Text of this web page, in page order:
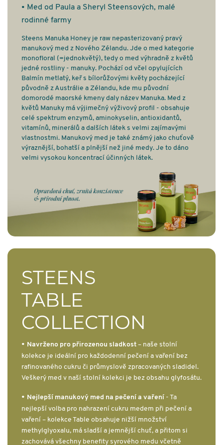
• Med od Paula a Sheryl Steensových, malé
rodinné farmy
Steens Manuka Honey je raw nepasterizovaný pravý
manukový med z Nového Zélandu. Jde o med kategorie
monofloral (=jednokvětý), tedy o med výhradně z květů
jedné rostliny - manuky. Pochází od včel opylujících
Balmín metlatý, keř s bílorůžovými květy pocházející
původně z Austrálie a Zélandu, kde mu původní
domorodé maorské kmeny daly název Manuka. Med z
květů Manuky má výjimečný výživový profil - obsahuje
celé spektrum enzymů, aminokyselin, antioxidantů,
vitamínů, minerálů a dalších látek s velmi zajímavými
vlastnostmi. Manukový med je také známý jako chuťově
výraznější, bohatší a plnější než jiné medy. Je to dáno
velmi vysokou koncentrací účinných látek.
STEENS
TABLE
COLLECTION
• Navrženo pro přirozenou sladkost – naše stolní
kolekce je ideální pro každodenní pečení a vaření bez
rafinovaného cukru či průmyslově zpracovaných sladidel.
Veškerý med v naší stolní kolekci je bez obsahu glyfosátu.
• Nejlepší manukový med na pečení a vaření - Ta
nejlepší volba pro nahrazení cukru medem při pečení a
vaření – kolekce Table obsahuje nižší množství
methylglyoxalu, má sladší a jemnější chuť, a přitom si
zachovává všechny benefity syrového medu včetně